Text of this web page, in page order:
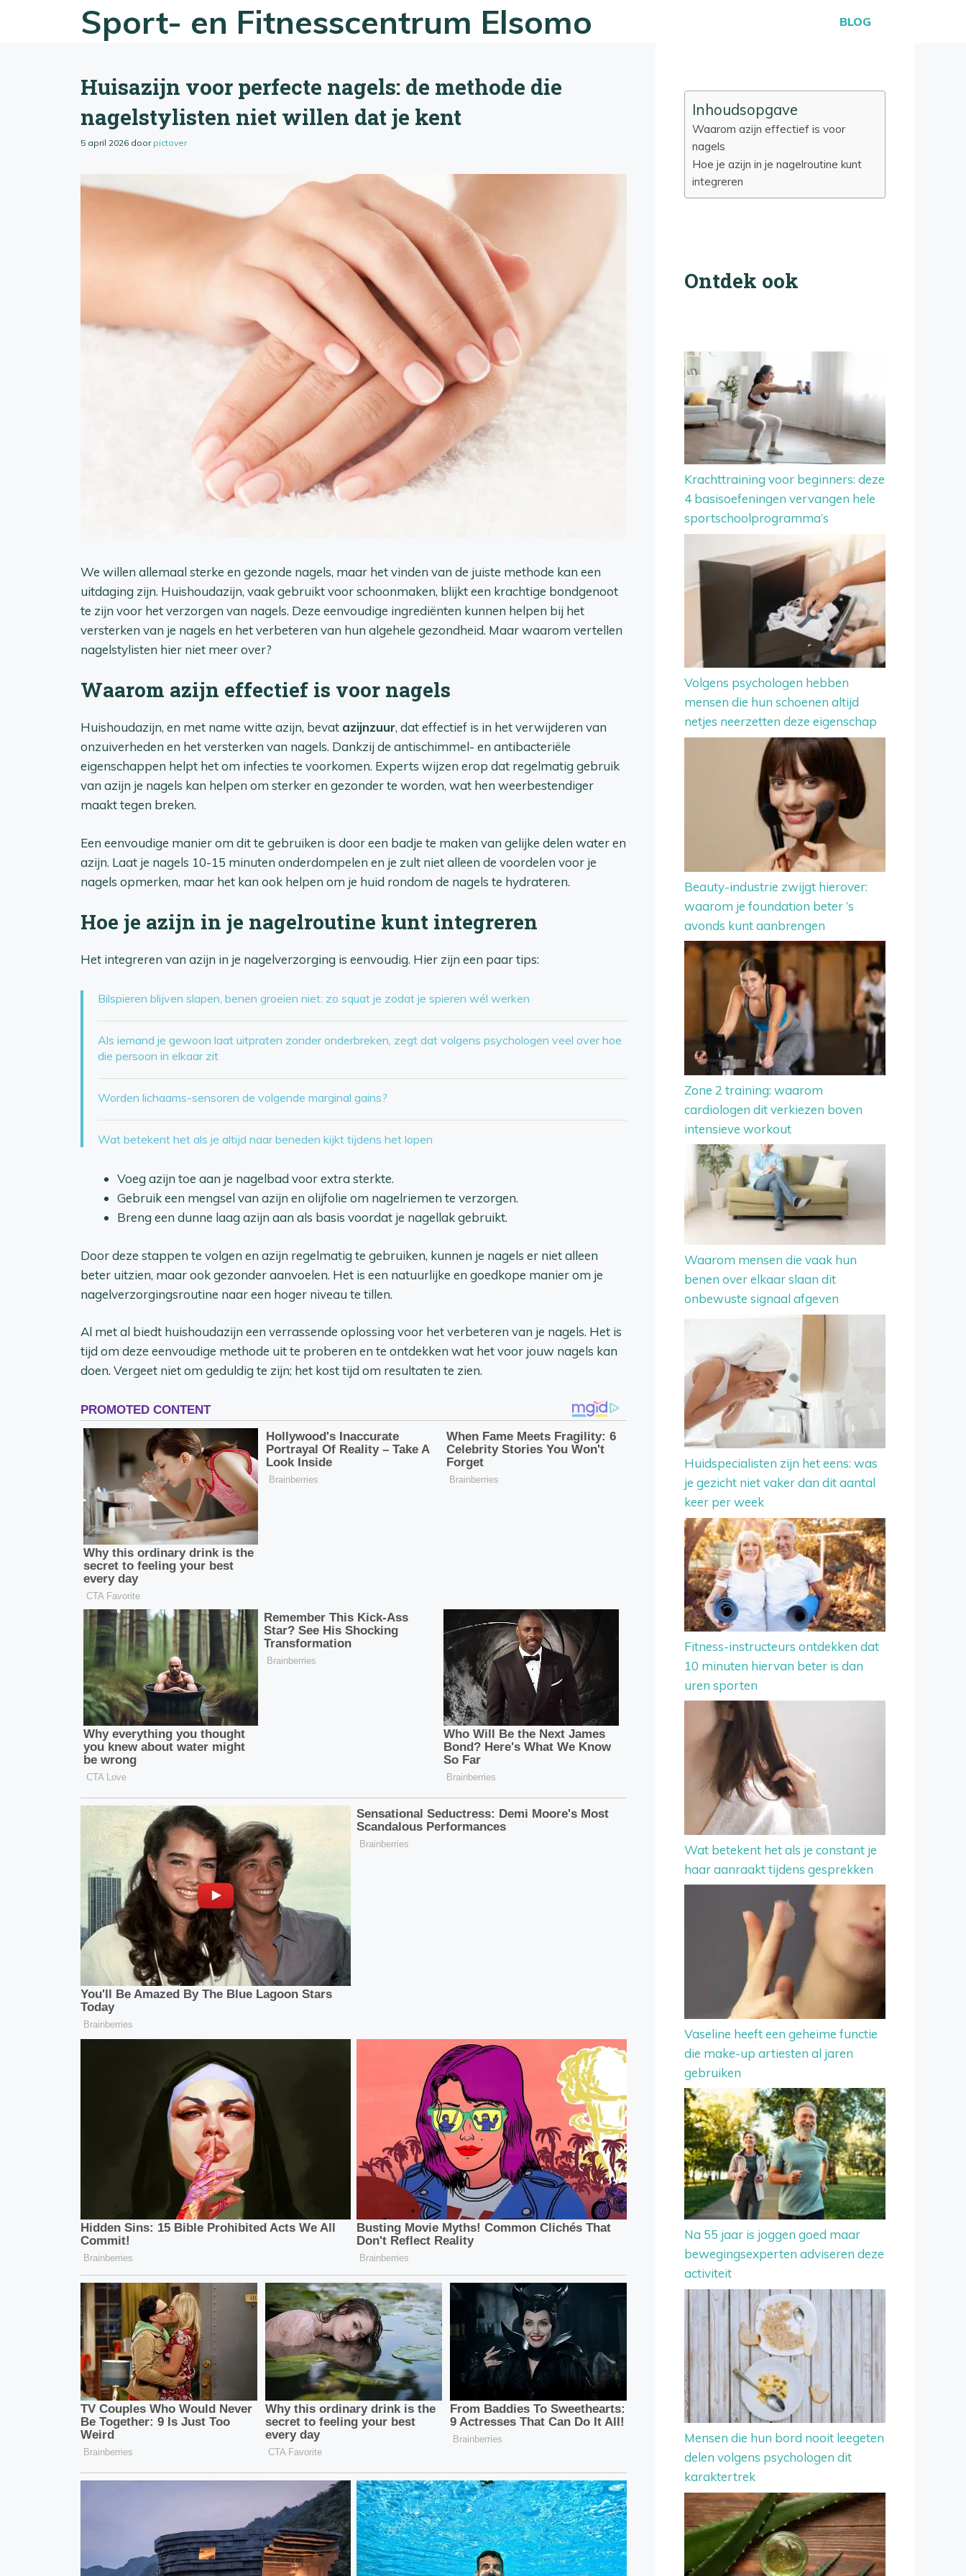
Sport- en Fitnesscentrum Elsomo BLOG
Huisazijn voor perfecte nagels: de methode die
nagelstylisten niet willen dat je kent
5 april 2026 door pictover
We willen allemaal sterke en gezonde nagels, maar het vinden van de juiste methode kan een
uitdaging zijn. Huishoudazijn, vaak gebruikt voor schoonmaken, blijkt een krachtige bondgenoot
te zijn voor het verzorgen van nagels. Deze eenvoudige ingrediënten kunnen helpen bij het
versterken van je nagels en het verbeteren van hun algehele gezondheid. Maar waarom vertellen
nagelstylisten hier niet meer over?
Waarom azijn effectief is voor nagels
Huishoudazijn, en met name witte azijn, bevat azijnzuur, dat effectief is in het verwijderen van
onzuiverheden en het versterken van nagels. Dankzij de antischimmel- en antibacteriële
eigenschappen helpt het om infecties te voorkomen. Experts wijzen erop dat regelmatig gebruik
van azijn je nagels kan helpen om sterker en gezonder te worden, wat hen weerbestendiger
maakt tegen breken.
Een eenvoudige manier om dit te gebruiken is door een badje te maken van gelijke delen water en
azijn. Laat je nagels 10-15 minuten onderdompelen en je zult niet alleen de voordelen voor je
nagels opmerken, maar het kan ook helpen om je huid rondom de nagels te hydrateren.
Hoe je azijn in je nagelroutine kunt integreren
Het integreren van azijn in je nagelverzorging is eenvoudig. Hier zijn een paar tips:
Bilspieren blijven slapen, benen groeien niet: zo squat je zodat je spieren wél werken
Als iemand je gewoon laat uitpraten zonder onderbreken, zegt dat volgens psychologen veel over hoe
die persoon in elkaar zit
Worden lichaams-sensoren de volgende marginal gains?
Wat betekent het als je altijd naar beneden kijkt tijdens het lopen
Voeg azijn toe aan je nagelbad voor extra sterkte.
Gebruik een mengsel van azijn en olijfolie om nagelriemen te verzorgen.
Breng een dunne laag azijn aan als basis voordat je nagellak gebruikt.
Door deze stappen te volgen en azijn regelmatig te gebruiken, kunnen je nagels er niet alleen
beter uitzien, maar ook gezonder aanvoelen. Het is een natuurlijke en goedkope manier om je
nagelverzorgingsroutine naar een hoger niveau te tillen.
Al met al biedt huishoudazijn een verrassende oplossing voor het verbeteren van je nagels. Het is
tijd om deze eenvoudige methode uit te proberen en te ontdekken wat het voor jouw nagels kan
doen. Vergeet niet om geduldig te zijn; het kost tijd om resultaten te zien.
Inhoudsopgave
Waarom azijn effectief is voor
nagels
Hoe je azijn in je nagelroutine kunt
integreren
Ontdek ook
Krachttraining voor beginners: deze
4 basisoefeningen vervangen hele
sportschoolprogramma’s
Volgens psychologen hebben
mensen die hun schoenen altijd
netjes neerzetten deze eigenschap
Beauty-industrie zwijgt hierover:
waarom je foundation beter ’s
avonds kunt aanbrengen
Zone 2 training: waarom
cardiologen dit verkiezen boven
intensieve workout
Waarom mensen die vaak hun
benen over elkaar slaan dit
onbewuste signaal afgeven
Huidspecialisten zijn het eens: was
je gezicht niet vaker dan dit aantal
keer per week
Fitness-instructeurs ontdekken dat
10 minuten hiervan beter is dan
uren sporten
Wat betekent het als je constant je
haar aanraakt tijdens gesprekken
Vaseline heeft een geheime functie
die make-up artiesten al jaren
gebruiken
Na 55 jaar is joggen goed maar
bewegingsexperten adviseren deze
activiteit
Mensen die hun bord nooit leegeten
delen volgens psychologen dit
karaktertrek